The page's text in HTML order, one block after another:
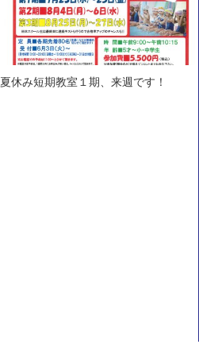
夏休み短期教室１期、来週です！